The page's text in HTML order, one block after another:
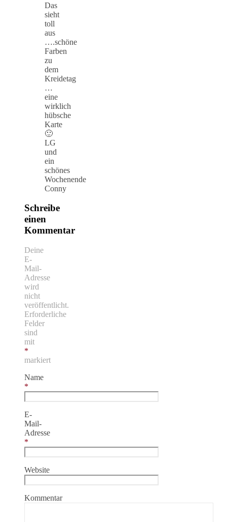
Das
sieht
toll
aus
….schöne
Farben
zu
dem
Kreidetag
…
eine
wirklich
hübsche
Karte
🙂
LG
und
ein
schönes
Wochenende
Conny
Schreibe
einen
Kommentar
Deine
E-
Mail-
Adresse
wird
nicht
veröffentlicht.
Erforderliche
Felder
sind
mit
*
markiert
Name
*
E-
Mail-
Adresse
*
Website
Kommentar